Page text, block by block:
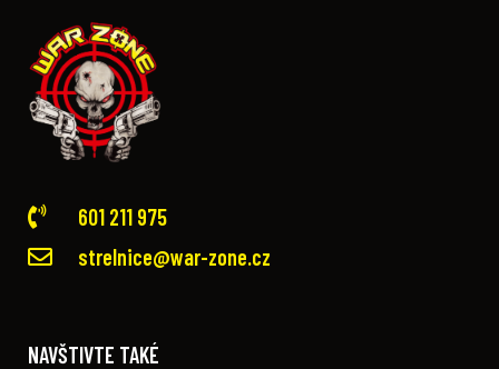
601 211 975
strelnice@war-zone.cz
NAVŠTIVTE TAKÉ